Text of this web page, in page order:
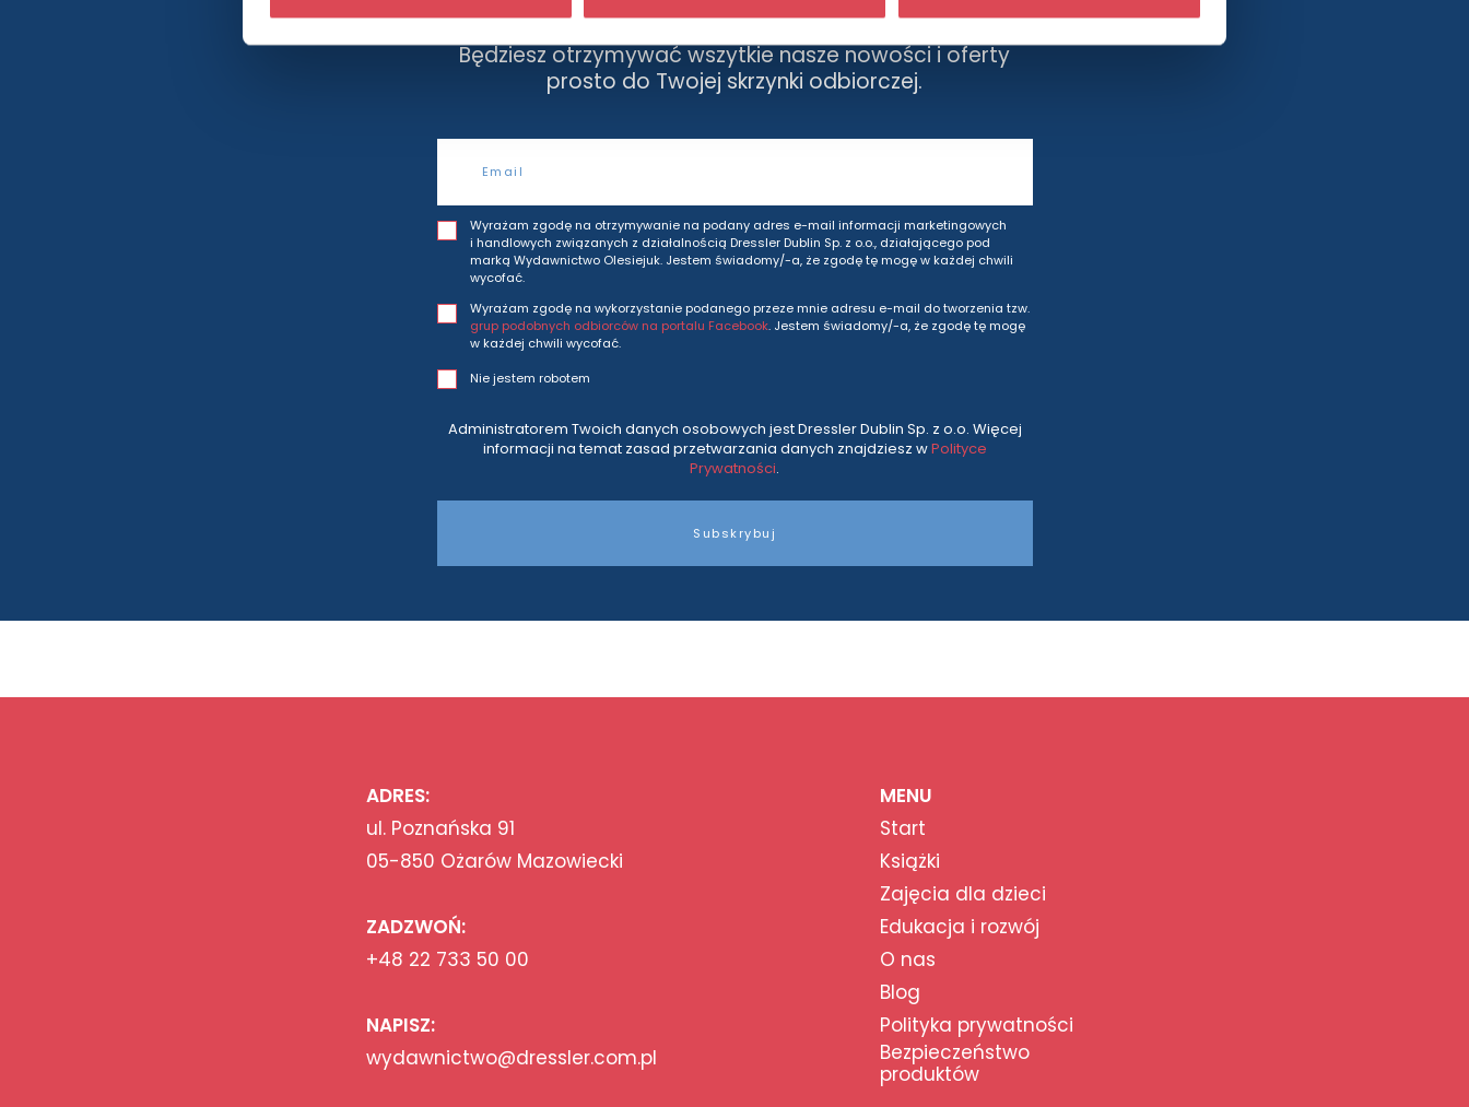
Będziesz otrzymywać wszytkie nasze nowości i oferty
prosto do Twojej skrzynki odbiorczej.
Wyrażam zgodę na otrzymywanie na podany adres e-mail informacji marketingowych
i handlowych związanych z działalnością Dressler Dublin Sp. z o.o., działającego pod
marką Wydawnictwo Olesiejuk. Jestem świadomy/-a, że zgodę tę mogę w każdej chwili
wycofać.
Wyrażam zgodę na wykorzystanie podanego przeze mnie adresu e-mail do tworzenia tzw.
grup podobnych odbiorców na portalu Facebook. Jestem świadomy/-a, że zgodę tę mogę
w każdej chwili wycofać.
Nie jestem robotem
Administratorem Twoich danych osobowych jest Dressler Dublin Sp. z o.o. Więcej
informacji na temat zasad przetwarzania danych znajdziesz wPolityce
Prywatności.
Subskrybuj
ADRES:
ul. Poznańska 91
05-850 Ożarów Mazowiecki
ZADZWOŃ:
+48 22 733 50 00
NAPISZ:
wydawnictwo@dressler.com.pl
MENU
Start
Książki
Zajęcia dla dzieci
Edukacja i rozwój
O nas
Blog
Polityka prywatności
Bezpieczeństwo
produktów